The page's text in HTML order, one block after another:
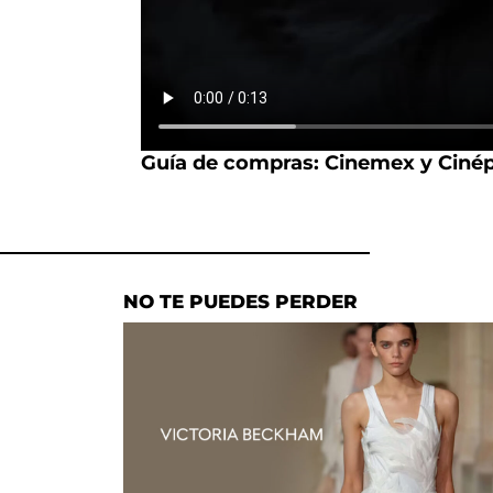
Guía de compras: Cinemex y
NO TE PUEDES PERDER